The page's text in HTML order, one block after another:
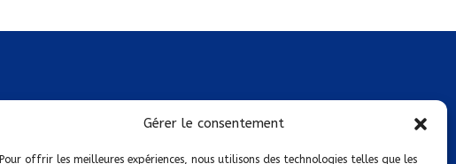
Gérer le consentement
Pour offrir les meilleures expériences, nous utilisons des technologies telles que les